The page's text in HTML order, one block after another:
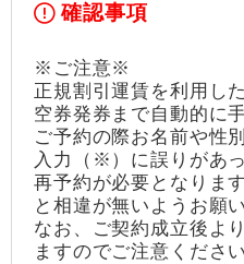
確認事項
※ご注意※
正規割引運賃を利用し
空券発券まで自動的に
ご予約の際お名前や性
入力（※）に誤りがあ
再予約が必要となりま
と相違が無いようお願
なお、ご契約成立後よ
ますのでご注意ください